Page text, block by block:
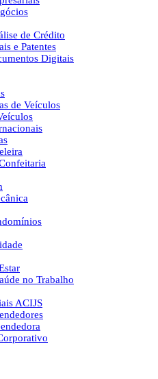
de Crédito
e Patentes
Digitais
de Veículos
no Trabalho
ACIJS